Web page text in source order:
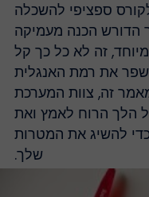
ספציפי להשכלה
הכנה מעמיקה
זה לא כל כך קל
את רמת האנגלית
זה, צוות המערכת
הרוח לאמץ ואת
להשיג את המטרות
שלך.